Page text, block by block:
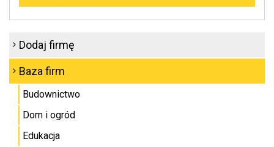
Dodaj firmę
Baza firm
Budownictwo
Dom i ogród
Edukacja